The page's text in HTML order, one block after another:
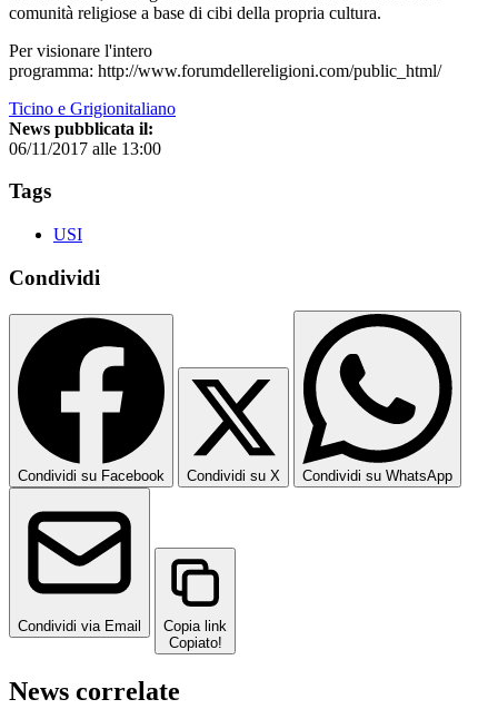
comunità religiose a base di cibi della propria cultura.
Per visionare l'intero
programma: http://www.forumdellereligioni.com/public_html/
Ticino e Grigionitaliano
News pubblicata il:
06/11/2017 alle 13:00
Tags
USI
Condividi
Condividi su Facebook Condividi su X Condividi su WhatsApp
Condividi via Email
Copia link
Copiato!
News correlate